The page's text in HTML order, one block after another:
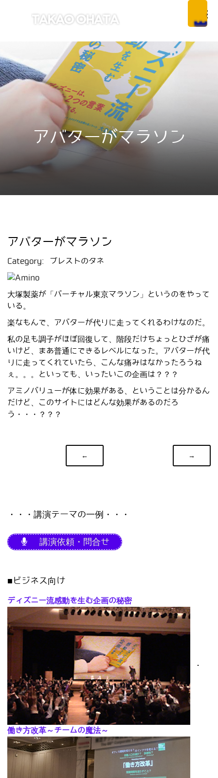
アバターがマラソン
アバターがマラソン
Category: ブレストのタネ
大塚製薬が「バーチャル東京マラソン」というのをやって
いる。
楽なもんで、アバターが代りに走ってくれるわけなのだ。
私の足も調子がほぼ回復して、階段だけちょっとひざが痛
いけど、まあ普通にできるレベルになった。アバターが代
りに走ってくれていたら、こんな痛みはなかったろうね
ぇ。。。といっても、いったいこの企画は？？？
アミノバリューが体に効果がある、ということは分かるん
だけど、このサイトにはどんな効果があるのだろ
う・・・？？？
← →
・・・講演テーマの一例・・・
講演依頼・問合せ
■ビジネス向け
ディズニー流感動を生む企画の秘密
･
働き方改革～チームの魔法～